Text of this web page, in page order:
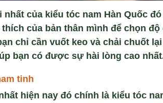
của kiểu tóc nam Hàn Quốc
của bản thân mình để chọn
chỉ cần vuốt keo và chải chuốt
bạn có được sự hài lòng cao
tinh
hiện nay đó chính là kiểu tóc